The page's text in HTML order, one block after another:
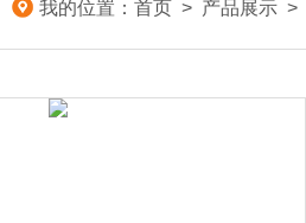
我的位置： 首页 > 产品展示 >